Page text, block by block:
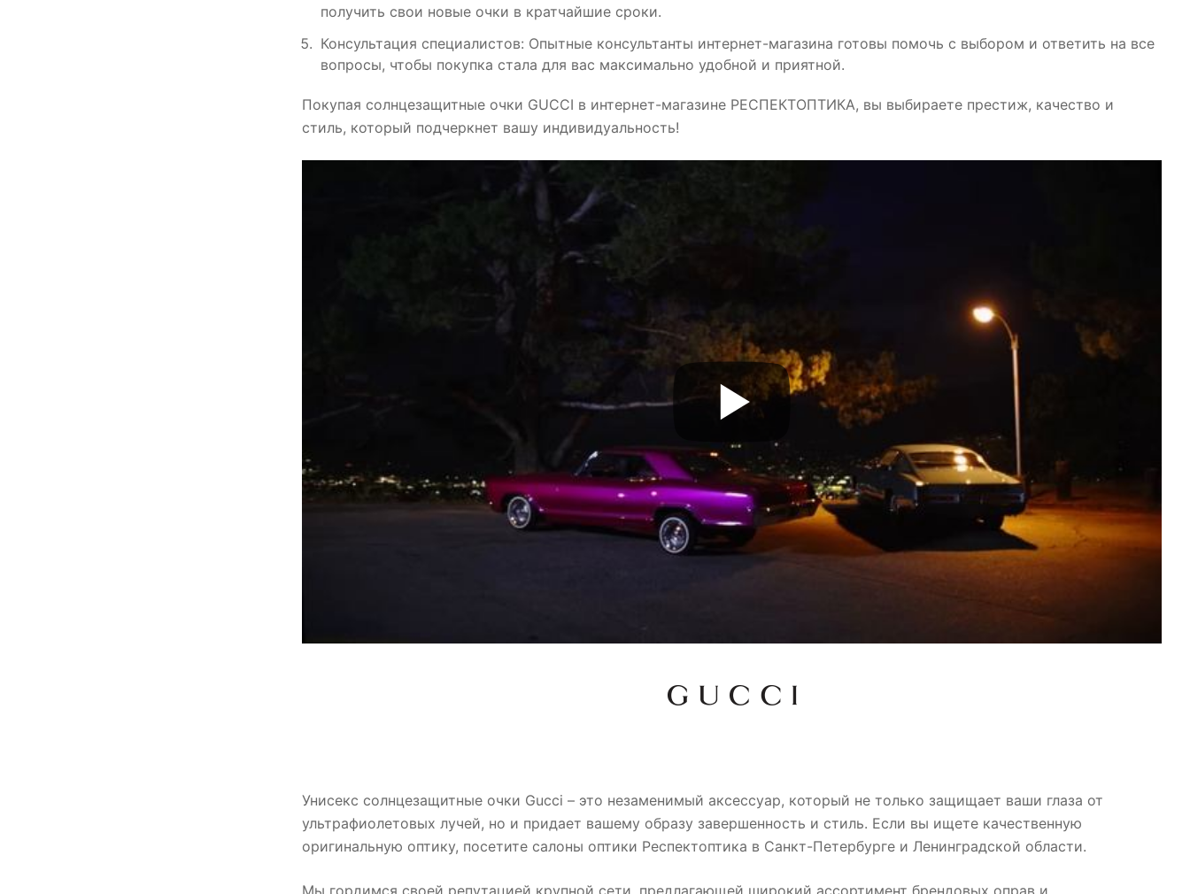
получить свои новые очки в кратчайшие сроки.
Консультация специалистов: Опытные консультанты интернет-магазина готовы помочь с выбором и ответить на все
вопросы, чтобы покупка стала для вас максимально удобной и приятной.
Покупая солнцезащитные очки GUCCI в интернет-магазине РЕСПЕКТОПТИКА, вы выбираете престиж, качество и
стиль, который подчеркнет вашу индивидуальность!
Унисекс солнцезащитные очки Gucci – это незаменимый аксессуар, который не только защищает ваши глаза от
ультрафиолетовых лучей, но и придает вашему образу завершенность и стиль. Если вы ищете качественную
оригинальную оптику, посетите салоны оптики Респектоптика в Санкт-Петербурге и Ленинградской области.
Мы гордимся своей репутацией крупной сети, предлагающей широкий ассортимент брендовых оправ и